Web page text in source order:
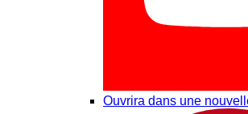
Ouvrira dans une